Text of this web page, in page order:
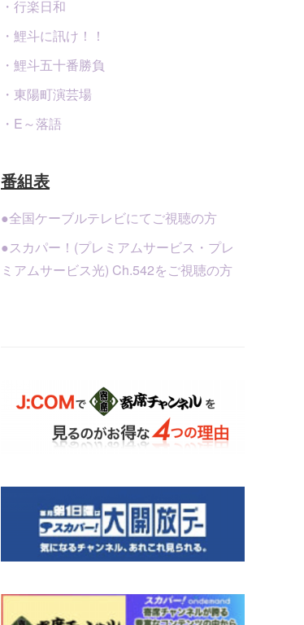
・行楽日和
・鯉斗に訊け！！
・鯉斗五十番勝負
・東陽町演芸場
・E～落語
番組表
●全国ケーブルテレビにてご視聴の方
●スカパー！(プレミアムサービス・プレ
ミアムサービス光) Ch.542をご視聴の方